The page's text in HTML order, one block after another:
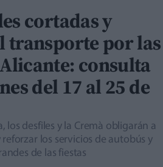
cortadas y
transporte por las
consulta
del 17 al 25 de
los desfiles y la Cremà obligarán a
los servicios de autobús y
de las fiestas